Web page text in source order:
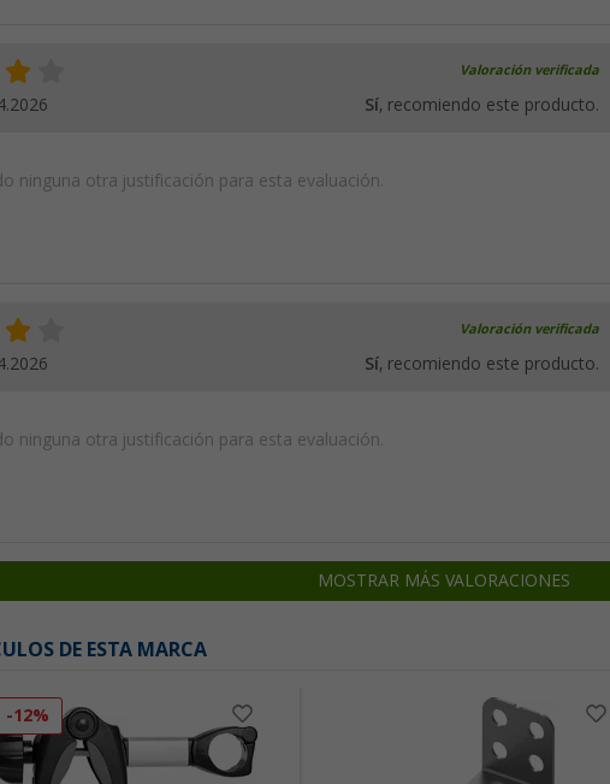
Valoración verificada
Sí, recomiendo este producto.
ninguna otra justificación para esta evaluación.
Valoración verificada
Sí, recomiendo este producto.
ninguna otra justificación para esta evaluación.
MOSTRAR MÁS VALORACIONES
DE ESTA MARCA
-12%